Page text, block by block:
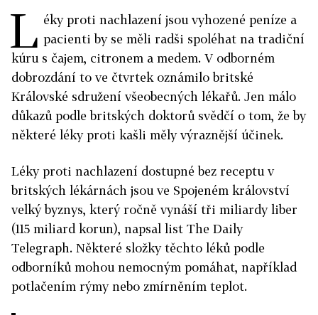
L éky proti nachlazení jsou vyhozené peníze a
pacienti by se měli radši spoléhat na tradiční
kúru s čajem, citronem a medem. V odborném
dobrozdání to ve čtvrtek oznámilo britské
Královské sdružení všeobecných lékařů. Jen málo
důkazů podle britských doktorů svědčí o tom, že by
některé léky proti kašli měly výraznější účinek.
Léky proti nachlazení dostupné bez receptu v
britských lékárnách jsou ve Spojeném království
velký byznys, který ročně vynáší tři miliardy liber
(115 miliard korun), napsal list The Daily
Telegraph. Některé složky těchto léků podle
odborníků mohou nemocným pomáhat, například
potlačením rýmy nebo zmírněním teplot.